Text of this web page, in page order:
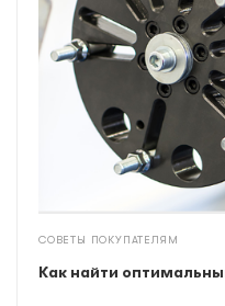
СОВЕТЫ ПОКУПАТЕЛЯМ
Как найти